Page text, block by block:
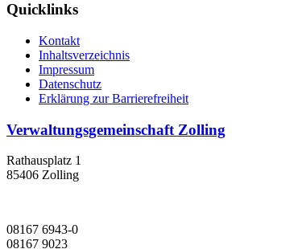
Quicklinks
Kontakt
Inhaltsverzeichnis
Impressum
Datenschutz
Erklärung zur Barrierefreiheit
Verwaltungsgemeinschaft Zolling
Rathausplatz 1
85406 Zolling
08167 6943-0
08167 9023